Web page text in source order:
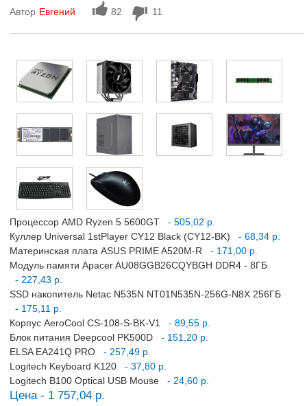
Автор Евгений 82 11
Процессор AMD Ryzen 5 5600GT
- 505,02 р.
Куллер Universal 1stPlayer CY12 Black (CY12-BK)
- 68,34 р.
Материнская плата ASUS PRIME A520M-R
- 171,00 р.
Модуль памяти Apacer AU08GGB26CQYBGH DDR4 - 8ГБ
- 227,43 р.
SSD накопитель Netac N535N NT01N535N-256G-N8X 256ГБ
- 175,11 р.
Корпус AeroCool CS-108-S-BK-V1
- 89,55 р.
Блок питания Deepcool PK500D
- 151,20 р.
ELSA EA241Q PRO
- 257,49 р.
Logitech Keyboard K120
- 37,80 р.
Logitech B100 Optical USB Mouse
- 24,60 р.
Цена - 1 757,04 р.